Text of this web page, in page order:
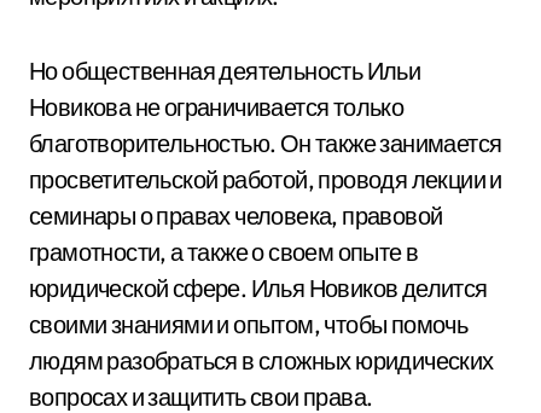
Но общественная деятельность Ильи
Новикова не ограничивается только
благотворительностью. Он также занимается
просветительской работой, проводя лекции и
семинары о правах человека, правовой
грамотности, а также о своем опыте в
юридической сфере. Илья Новиков делится
своими знаниями и опытом, чтобы помочь
людям разобраться в сложных юридических
вопросах и защитить свои права.